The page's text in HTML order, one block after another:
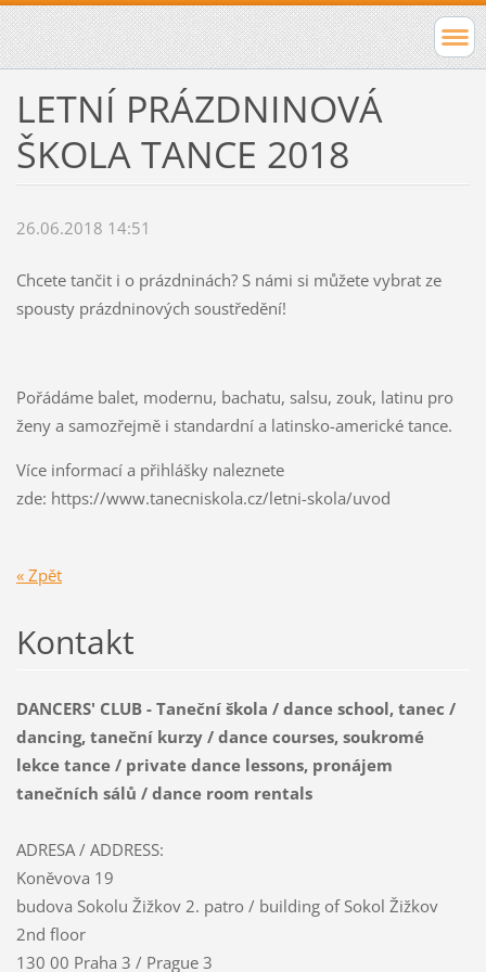
LETNÍ PRÁZDNINOVÁ
ŠKOLA TANCE 2018
26.06.2018 14:51
Chcete tančit i o prázdninách? S námi si můžete vybrat ze
spousty prázdninových soustředění!
Pořádáme balet, modernu, bachatu, salsu, zouk, latinu pro
ženy a samozřejmě i standardní a latinsko-americké tance.
Více informací a přihlášky naleznete
zde: https://www.tanecniskola.cz/letni-skola/uvod
« Zpět
Kontakt
DANCERS' CLUB - Taneční škola / dance school, tanec /
dancing, taneční kurzy / dance courses, soukromé
lekce tance / private dance lessons, pronájem
tanečních sálů / dance room rentals
ADRESA / ADDRESS:
Koněvova 19
budova Sokolu Žižkov 2. patro / building of Sokol Žižkov
2nd floor
130 00 Praha 3 / Prague 3